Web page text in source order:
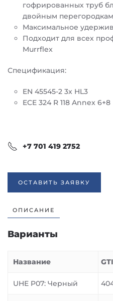
гофрированных труб
двойным перегородкам
Максимальное
Подходит для всех
Murrflex
Спецификация:
EN 45545-2 3x HL3
ECE 324 R 118 Annex 6+8
+7 701 419 2752
ОСТАВИТЬ ЗАЯВКУ
ОПИСАНИЕ
Варианты
Название
UHE P07: Черный